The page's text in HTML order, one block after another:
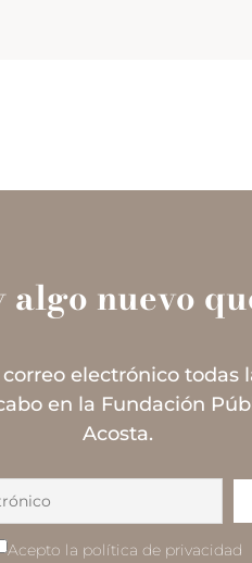
algo nuevo
electrónico todas
en la Fundación
Acosta.
Acepto la política de privacidad